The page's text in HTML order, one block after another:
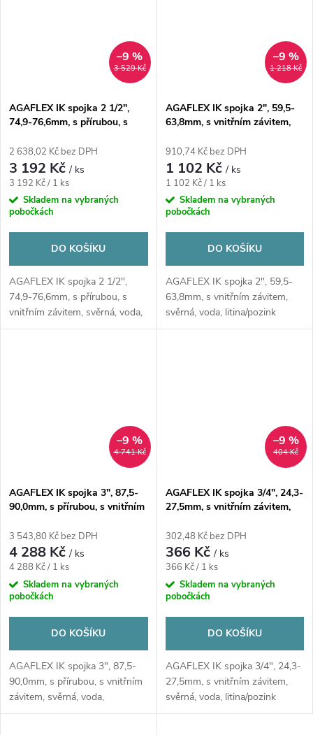
3 529 Kč
–9 %
AGAFLEX IK spojka 2 1/2",
74,9-76,6mm, s přírubou, s
litina/pozink
2 638,02 Kč bez DPH
3 192 Kč/ ks
Měrná
cena:
3 192 Kč / 1 ks
Skladem na vybraných
pobočkách
DO KOŠÍKU
AGAFLEX IK spojka 2 1/2",
74,9-76,6mm, s přírubou, s
vnitřním závitem, svěrná, voda,
litina/pozink
1 218 Kč
–9 %
AGAFLEX IK spojka 2", 59,5-
63,8mm, s vnitřním závitem,
910,74 Kč bez DPH
1 102 Kč/ ks
Měrná
cena:
1 102 Kč / 1 ks
Skladem na vybraných
pobočkách
DO KOŠÍKU
AGAFLEX IK spojka 2", 59,5-
63,8mm, s vnitřním závitem,
svěrná, voda, litina/pozink
4 741 Kč
–9 %
AGAFLEX IK spojka 3", 87,5-
90,0mm, s přírubou, s vnitřním
litina/pozink
3 543,80 Kč bez DPH
4 288 Kč/ ks
Měrná
cena:
4 288 Kč / 1 ks
Skladem na vybraných
pobočkách
DO KOŠÍKU
AGAFLEX IK spojka 3", 87,5-
90,0mm, s přírubou, s vnitřním
závitem, svěrná, voda,
litina/pozink
404 Kč
–9 %
AGAFLEX IK spojka 3/4", 24,3-
27,5mm, s vnitřním závitem,
302,48 Kč bez DPH
366 Kč/ ks
Měrná
cena:
366 Kč / 1 ks
Skladem na vybraných
pobočkách
DO KOŠÍKU
AGAFLEX IK spojka 3/4", 24,3-
27,5mm, s vnitřním závitem,
svěrná, voda, litina/pozink